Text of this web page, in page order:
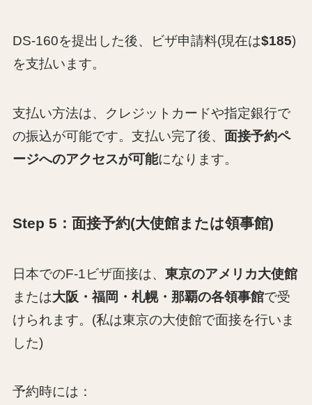
DS-160を提出した後、ビザ申請料(現在は$185)
を支払います。
支払い方法は、クレジットカードや指定銀行で
の振込が可能です。支払い完了後、 面接予約ペ
ージへのアクセスが可能になります。
Step 5：面接予約(大使館または領事館)
日本でのF-1ビザ面接は、 東京のアメリカ大使館
または大阪・福岡・札幌・那覇の各領事館で受
けられます。(私は東京の大使館で面接を行いま
した)
予約時には：